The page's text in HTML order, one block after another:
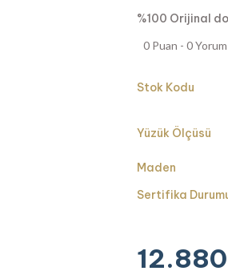
%100 Orijinal
0 Puan - 0 Yorum
Stok Kodu
Yüzük Ölçüsü
Maden
Sertifika